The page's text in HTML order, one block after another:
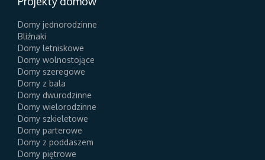
Domy jednorodzinne
Bliźnaki
Domy letniskowe
Domy wolnostojące
Domy szeregowe
Domy z bala
Domy dwurodzinne
Domy wielorodzinne
Domy szkieletowe
Domy parterowe
Domy z poddaszem
Domy piętrowe